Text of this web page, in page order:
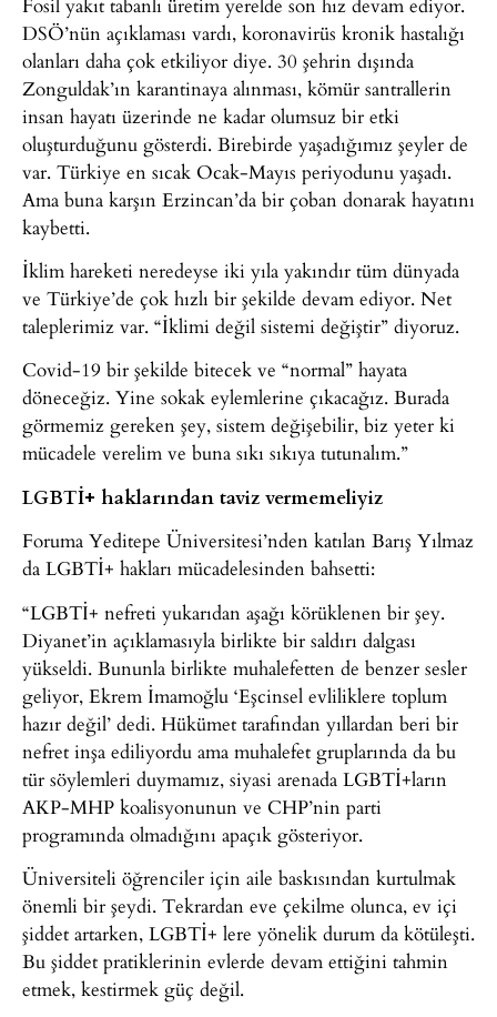
DSÖ’nün açıklaması vardı, koronavirüs kronik hastalığı
olanları daha çok etkiliyor diye. 30 şehrin dışında
Zonguldak’ın karantinaya alınması, kömür santrallerin
insan hayatı üzerinde ne kadar olumsuz bir etki
oluşturduğunu gösterdi. Birebirde yaşadığımız şeyler de
var. Türkiye en sıcak Ocak-Mayıs periyodunu yaşadı.
Ama buna karşın Erzincan’da bir çoban donarak hayatını
kaybetti.
İklim hareketi neredeyse iki yıla yakındır tüm dünyada
ve Türkiye’de çok hızlı bir şekilde devam ediyor. Net
taleplerimiz var. “İklimi değil sistemi değiştir” diyoruz.
Covid-19 bir şekilde bitecek ve “normal” hayata
döneceğiz. Yine sokak eylemlerine çıkacağız. Burada
görmemiz gereken şey, sistem değişebilir, biz yeter ki
mücadele verelim ve buna sıkı sıkıya tutunalım.”
LGBTİ+ haklarından taviz vermemeliyiz
Foruma Yeditepe Üniversitesi’nden katılan Barış Yılmaz
da LGBTİ+ hakları mücadelesinden bahsetti:
“LGBTİ+ nefreti yukarıdan aşağı körüklenen bir şey.
Diyanet’in açıklamasıyla birlikte bir saldırı dalgası
yükseldi. Bununla birlikte muhalefetten de benzer sesler
geliyor, Ekrem İmamoğlu ‘Eşcinsel evliliklere toplum
hazır değil’ dedi. Hükümet tarafından yıllardan beri bir
nefret inşa ediliyordu ama muhalefet gruplarında da bu
tür söylemleri duymamız, siyasi arenada LGBTİ+ların
AKP-MHP koalisyonunun ve CHP’nin parti
programında olmadığını apaçık gösteriyor.
Üniversiteli öğrenciler için aile baskısından kurtulmak
önemli bir şeydi. Tekrardan eve çekilme olunca, ev içi
şiddet artarken, LGBTİ+ lere yönelik durum da kötüleşti.
Bu şiddet pratiklerinin evlerde devam ettiğini tahmin
etmek, kestirmek güç değil.